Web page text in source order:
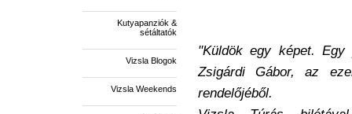
Kutyapanziók &
sétáltatók
Vizsla Blogok
Vizsla Weekends
"Küldök egy képet.
Zsigárdi Gábor, az
rendelőjéből.